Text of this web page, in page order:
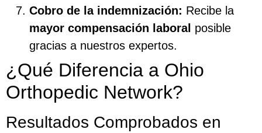
Cobro de la indemnización: Recibe la
mayor compensación laboral posible
gracias a nuestros expertos.
¿Qué Diferencia a Ohio
Orthopedic Network?
Resultados Comprobados en